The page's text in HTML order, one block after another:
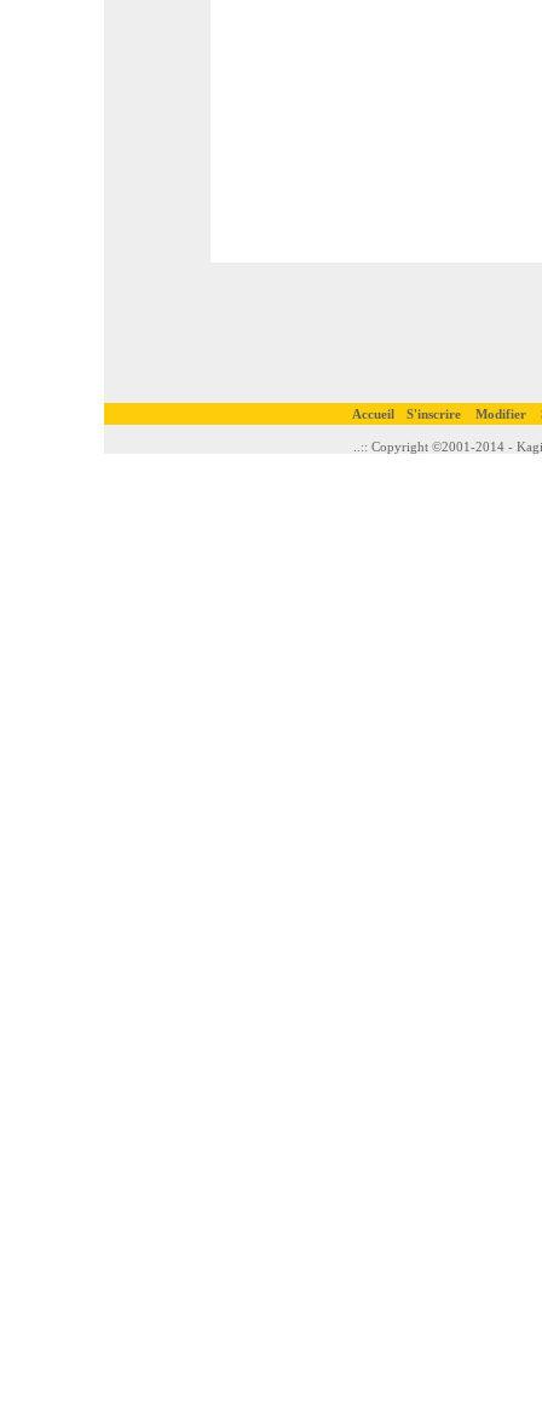
Accueil S'inscrire Modifier
..:: Copyright ©2001-2014 -